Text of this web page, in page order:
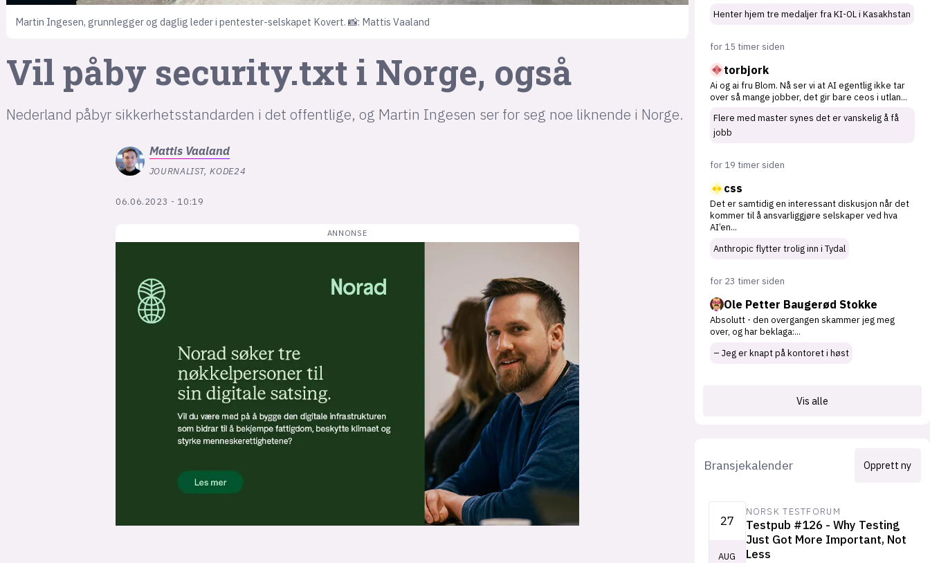
Martin Ingesen, grunnlegger og daglig leder i pentester-selskapet Kovert. 📸: Mattis Vaaland
Vil påby security.txt i Norge, også
Nederland påbyr sikkerhetsstandarden i det offentlige, og Martin Ingesen ser for seg noe liknende i Norge.
Mattis Vaaland
JOURNALIST, KODE24
06.06.2023 - 10:19
Henter hjem tre medaljer fra KI-OL i Kasakhstan
for 15 timer siden
torbjork
Ai og ai fru Blom. Nå ser vi at AI egentlig ikke tar
over så mange jobber, det gir bare ceos i utlan...
Flere med master synes det er vanskelig å få
jobb
for 19 timer siden
css
Det er samtidig en interessant diskusjon når det
kommer til å ansvarliggjøre selskaper ved hva
AI’en...
Anthropic flytter trolig inn i Tydal
for 23 timer siden
Ole Petter Baugerød Stokke
Absolutt - den overgangen skammer jeg meg
over, og har beklaga:...
– Jeg er knapt på kontoret i høst
Vis alle
Bransjekalender Opprett ny
27
AUG
NORSK TESTFORUM
Testpub #126 - Why Testing
Just Got More Important, Not
Less